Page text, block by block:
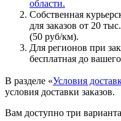
области.
Собственная
для заказов от 20
(50 руб/км).
Для регионов при
бесплатная до
В разделе «Условия
условия доставки заказов.
Вам доступно три